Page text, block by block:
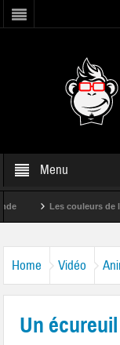
Menu
Les couleurs de
Home Vidéo
Un